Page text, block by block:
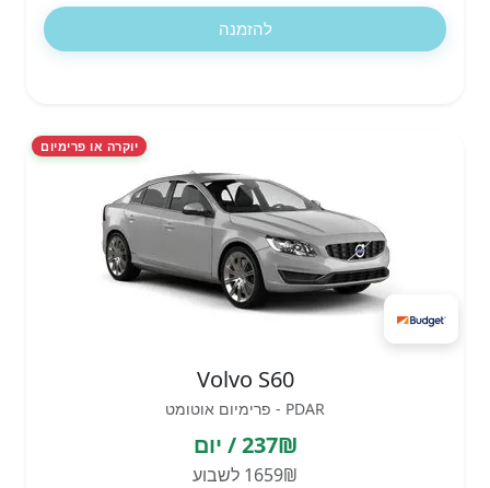
להזמנה
יוקרה או פרימיום
Volvo S60
PDAR - פרימיום אוטומט
237₪ / יום
1659₪ לשבוע